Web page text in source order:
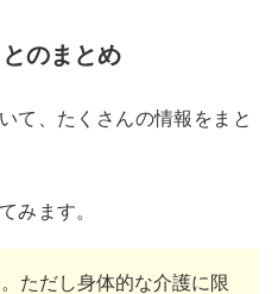
のまとめ
て、たくさんの情報をまと
みます。
ただし身体的な介護に限